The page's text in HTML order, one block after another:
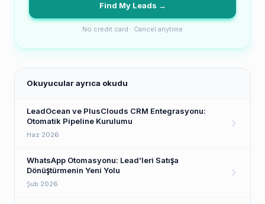
Find My Leads →
No credit card · Cancel anytime
Okuyucular ayrıca okudu
LeadOcean ve PlusClouds CRM Entegrasyonu:
Otomatik Pipeline Kurulumu
Haz 2026
WhatsApp Otomasyonu: Lead’leri Satışa
Dönüştürmenin Yeni Yolu
Şub 2026